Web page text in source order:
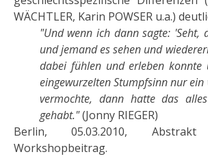
WÄCHTLER, Karin POWSER u.a.)
"Und wenn ich dann sagte: 'Seht,
und jemand es sehen und
dabei fühlen und erleben konnte
eingewurzelten Stumpfsinn nur ein
vermochte, dann hatte das
gehabt."(Jonny RIEGER)
Berlin, 05.03.2010,
Workshopbeitrag.